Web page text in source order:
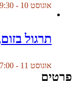
אוגוסט 10 - 19:30
תרגול
אוגוסט 11 - 07:00
פרטים